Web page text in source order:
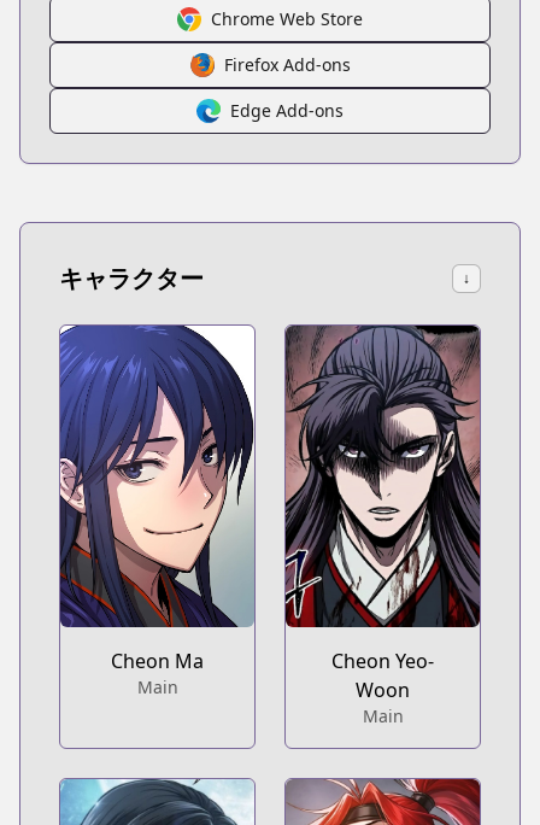
Chrome Web Store
Firefox Add-ons
Edge Add-ons
キャラクター ↓
Cheon Ma
Main
Cheon Yeo-
Woon
Main